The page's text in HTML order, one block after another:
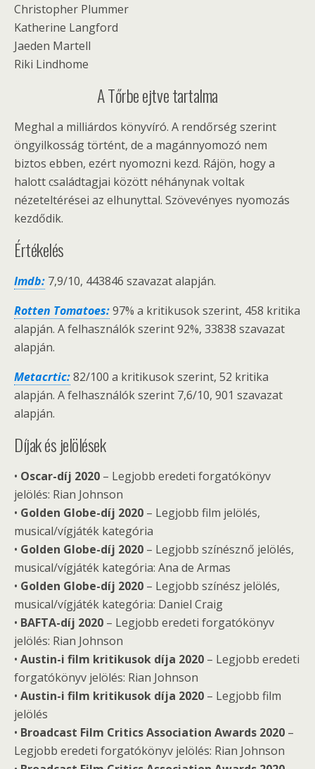
Christopher Plummer
Katherine Langford
Jaeden Martell
Riki Lindhome
A Tőrbe ejtve tartalma
Meghal a milliárdos könyvíró. A rendőrség szerint
öngyilkosság történt, de a magánnyomozó nem
biztos ebben, ezért nyomozni kezd. Rájön, hogy a
halott családtagjai között néhánynak voltak
nézeteltérései az elhunyttal. Szövevényes nyomozás
kezdődik.
Értékelés
Imdb: 7,9/10, 443846 szavazat alapján.
Rotten Tomatoes:97% a kritikusok szerint, 458 kritika
alapján. A felhasználók szerint 92%, 33838 szavazat
alapján.
Metacrtic:82/100 a kritikusok szerint, 52 kritika
alapján. A felhasználók szerint 7,6/10, 901 szavazat
alapján.
Díjak és jelölések
• Oscar-díj 2020 – Legjobb eredeti forgatókönyv
jelölés: Rian Johnson
• Golden Globe-díj 2020 – Legjobb film jelölés,
musical/vígjáték kategória
• Golden Globe-díj 2020 – Legjobb színésznő jelölés,
musical/vígjáték kategória: Ana de Armas
• Golden Globe-díj 2020 – Legjobb színész jelölés,
musical/vígjáték kategória: Daniel Craig
• BAFTA-díj 2020 – Legjobb eredeti forgatókönyv
jelölés: Rian Johnson
• Austin-i film kritikusok díja 2020 – Legjobb eredeti
forgatókönyv jelölés: Rian Johnson
• Austin-i film kritikusok díja 2020 – Legjobb film
jelölés
• Broadcast Film Critics Association Awards 2020 –
Legjobb eredeti forgatókönyv jelölés: Rian Johnson